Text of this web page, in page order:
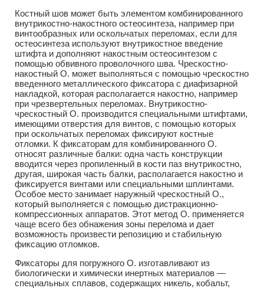
Костный шов может быть элементом комбинированного
внутрикостно-накостного остеосинтеза, например при
винтообразных или оскольчатых переломах, если для
остеосинтеза используют внутрикостное введение
штифта и дополняют накостным остеосинтезом с
помощью обвивного проволочного шва. Чрескостно-
накостный О. может выполняться с помощью чрескостно
введенного металлического фиксатора с диафизарной
накладкой, которая располагается накостно, например
при чрезвертельных переломах. Внутрикостно-
чрескостный О. производится специальными штифтами,
имеющими отверстия для винтов, с помощью которых
при оскольчатых переломах фиксируют костные
отломки. К фиксаторам для комбинированного О.
относят различные балки: одна часть конструкции
вводится через пропиленный в кости паз внутрикостно,
другая, широкая часть балки, располагается накостно и
фиксируется винтами или специальными шплинтами.
Особое место занимает наружный чрескостный О.,
который выполняется с помощью дистракционно-
компрессионных аппаратов. Этот метод О. применяется
чаще всего без обнажения зоны перелома и дает
возможность произвести репозицию и стабильную
фиксацию отломков.
Фиксаторы для погружного О. изготавливают из
биологически и химически инертных материалов —
специальных сплавов, содержащих никель, кобальт,